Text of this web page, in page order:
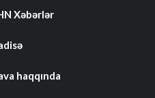
Xəbərlər
haqqında